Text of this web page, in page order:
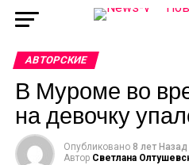
АВТОРСКИЕ
В Муроме во
на девочку
Опубликовано 8 лет Назад
Автор Светлана